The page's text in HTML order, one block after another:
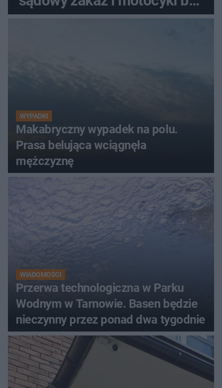
tablic
WYPADKI
Makabryczny wypadek na polu.
Prasa belująca wciągnęła
mężczyznę
WIADOMOŚCI
Przerwa technologiczna w Parku
Wodnym w Tarnowie. Basen będzie
nieczynny przez ponad dwa tygodnie